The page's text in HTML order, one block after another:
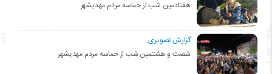
هفتادمین شب از حماسه مردم مهدیشهر
گزارش تصویری:
شصت و هشتمین شب از حماسه مردم مهدیشهر